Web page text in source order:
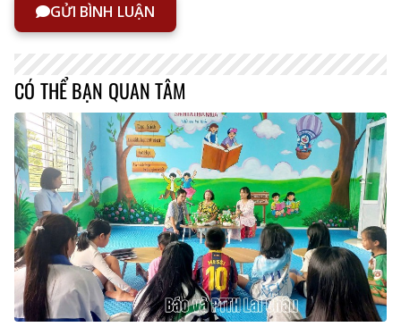
GỬI BÌNH LUẬN
CÓ THỂ BẠN QUAN TÂM